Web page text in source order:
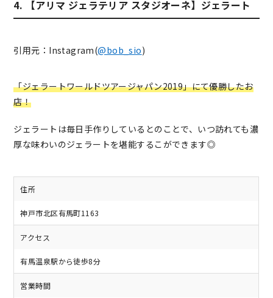
4. 【アリマ ジェラテリア スタジオーネ】ジェラート
引用元：Instagram(@bob_sio)
「ジェラートワールドツアージャパン2019」にて優勝したお
店！
ジェラートは毎日手作りしているとのことで、いつ訪れても濃
厚な味わいのジェラートを堪能するこができます◎
住所
神戸市北区有馬町1163
アクセス
有馬温泉駅から徒歩8分
営業時間